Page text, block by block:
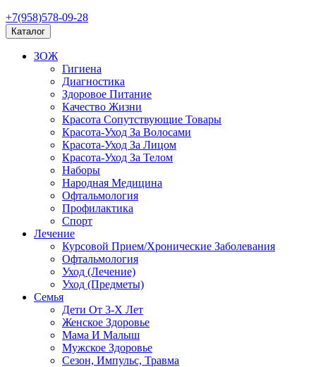
+7(958)578-09-28
Каталог
ЗОЖ
Гигиена
Диагностика
Здоровое Питание
Качество Жизни
Красота Сопутствующие Товары
Красота-Уход За Волосами
Красота-Уход За Лицом
Красота-Уход За Телом
Наборы
Народная Медицина
Офтальмология
Профилактика
Спорт
Лечение
Курсовой Прием/Хронические Заболевания
Офтальмология
Уход (Лечение)
Уход (Предметы)
Семья
Дети От 3-Х Лет
Женское Здоровье
Мама И Малыш
Мужское Здоровье
Сезон, Импульс, Травма